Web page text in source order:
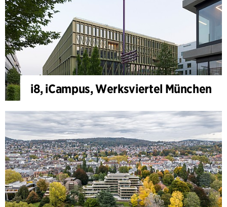
i8, iCampus, Werksviertel München